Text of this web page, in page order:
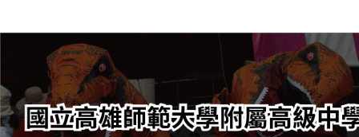
轉
要
內
容